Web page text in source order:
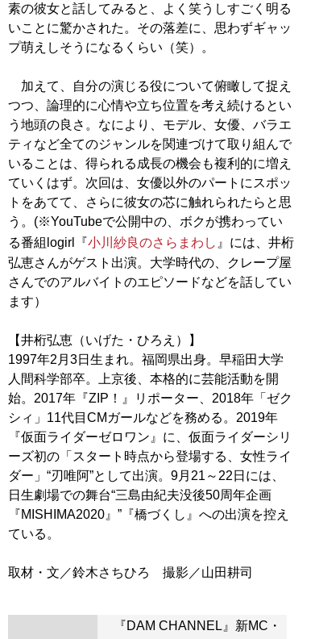
素の彼女と話してみると、よく笑うしすごく明る
いことに驚かされた。その落差に、思わずギャッ
プ萌えしそうになるくらい（笑）。
加えて、自分の演じる役について俯瞰して捉え
つつ、論理的に心情や立ち位置を考え続けるとい
う地頭の良さ。なにより、モデル、女優、バラエ
ティなど全てのジャンルを関連づけて取り組んで
いることは、得られる成長の機会も複利的に増え
ていくはず。次回は、女優以外のパートにスポッ
トをあてて、さらに彼女の芯に触れられたらと思
う。(※YouTubeで公開中の、ボクが携わってい
る番組logirl『小川紗良のさらまわし 』には、井桁
弘恵さんがゲスト出演。大学時代の、クレープ屋
さんでのアルバイトのエピソードなどを話してい
ます）
【井桁弘恵（いげた・ひろえ）】
1997年2月3日生まれ。福岡県出身。早稲田大学
人間科学部卒。上京後、本格的に芸能活動を開
始。2017年『ZIP！』リポーター、2018年「ゼク
シィ」11代目CMガールなどを務める。2019年
『仮面ライダーゼロワン』に、仮面ライダーシリ
ーズ初の「スタート時点から登場する、女性ライ
ダー」“刃唯阿”として出演。9月21～22日には、
日生劇場での舞台“三島由紀夫没後50周年企画
『MISHIMA2020』”『橋づくし』への出演を控え
ている。
『DAM CHANNEL』新MC・